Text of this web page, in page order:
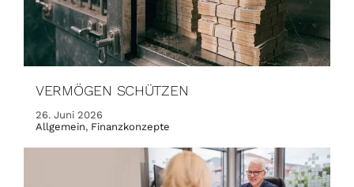
VERMÖGEN SCHÜTZEN
26. Juni 2026
Allgemein, Finanzkonzepte